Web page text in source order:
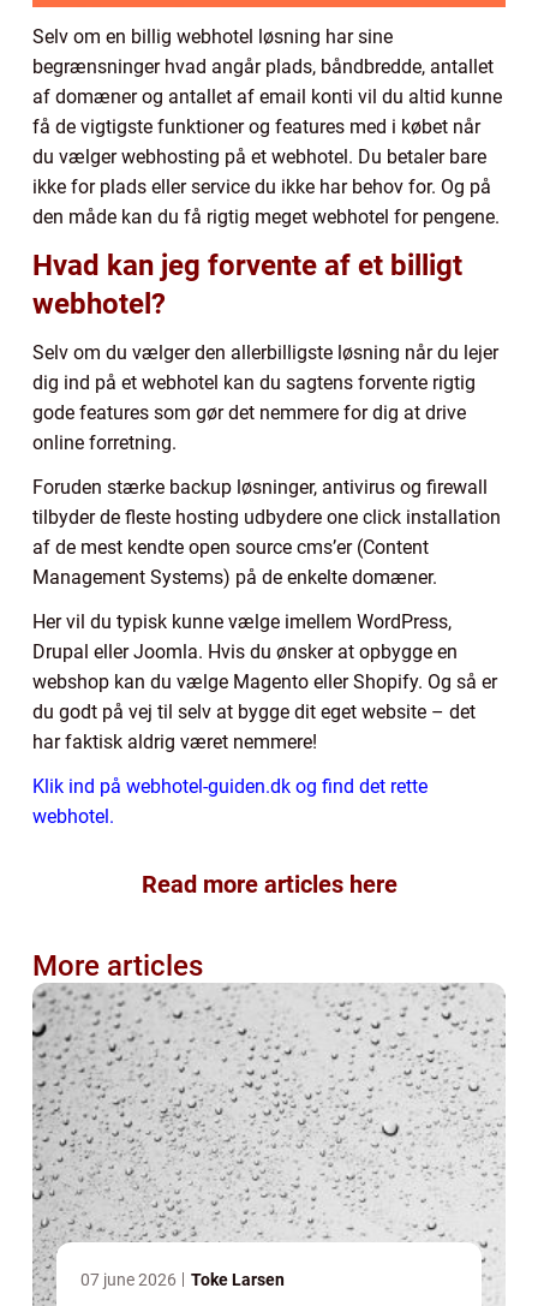
Selv om en billig webhotel løsning har sine
begrænsninger hvad angår plads, båndbredde, antallet
af domæner og antallet af email konti vil du altid kunne
få de vigtigste funktioner og features med i købet når
du vælger webhosting på et webhotel. Du betaler bare
ikke for plads eller service du ikke har behov for. Og på
den måde kan du få rigtig meget webhotel for pengene.
Hvad kan jeg forvente af et billigt
webhotel?
Selv om du vælger den allerbilligste løsning når du lejer
dig ind på et webhotel kan du sagtens forvente rigtig
gode features som gør det nemmere for dig at drive
online forretning.
Foruden stærke backup løsninger, antivirus og firewall
tilbyder de fleste hosting udbydere one click installation
af de mest kendte open source cms’er (Content
Management Systems) på de enkelte domæner.
Her vil du typisk kunne vælge imellem WordPress,
Drupal eller Joomla. Hvis du ønsker at opbygge en
webshop kan du vælge Magento eller Shopify. Og så er
du godt på vej til selv at bygge dit eget website – det
har faktisk aldrig været nemmere!
Klik ind på webhotel-guiden.dk og find det rette
webhotel.
Read more articles here
More articles
07 june 2026 Toke Larsen